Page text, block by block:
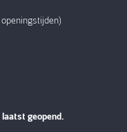
openingstijden)
laatst geopend.